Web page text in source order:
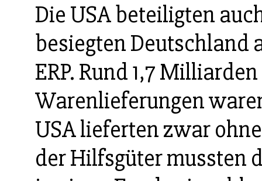
Die USA beteiligten
besiegten Deutschland
ERP. Rund 1,7
Warenlieferungen
USA lieferten zwar
der Hilfsgüter mussten